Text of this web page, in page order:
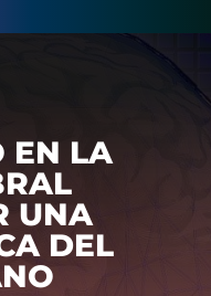
EN LA
UNA
DEL